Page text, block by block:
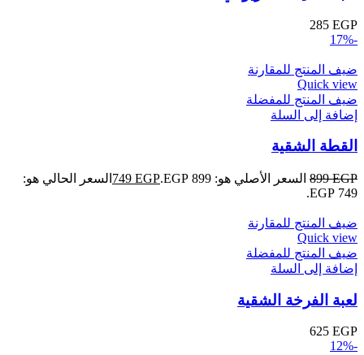
285 EGP
-17%
ضيف المنتج للمقارنة
Quick view
ضيف المنتج للمفضلة
إضافة إلى السلة
القطة الشقية
899EGP السعر الأصلي هو: 899 EGP. 749 EGP
السعر الحالي هو:
749 EGP.
ضيف المنتج للمقارنة
Quick view
ضيف المنتج للمفضلة
إضافة إلى السلة
لعبة الفرخة الشقية
625 EGP
-12%